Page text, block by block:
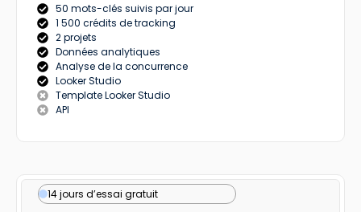
50 mots-clés suivis par jour
1 500 crédits de tracking
2 projets
Données analytiques
Analyse de la concurrence
Looker Studio
Template Looker Studio
API
14 jours d’essai gratuit